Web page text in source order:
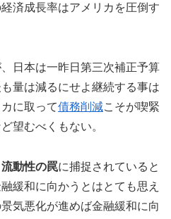
済成長率はアメリカを圧倒す
日本は一昨日第三次補正予算
量は減るにせよ継続する事は
に取って債務削減こそが喫緊
望むべくもない。
流動性の罠に捕捉されていると
緩和に向かうとはとても思え
気悪化が進めば金融緩和に向